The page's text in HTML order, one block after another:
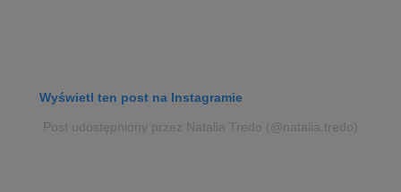
Wyświetl ten post na Instagramie
Post udostępniony przez Natalia Tredo (@natalia.tredo)